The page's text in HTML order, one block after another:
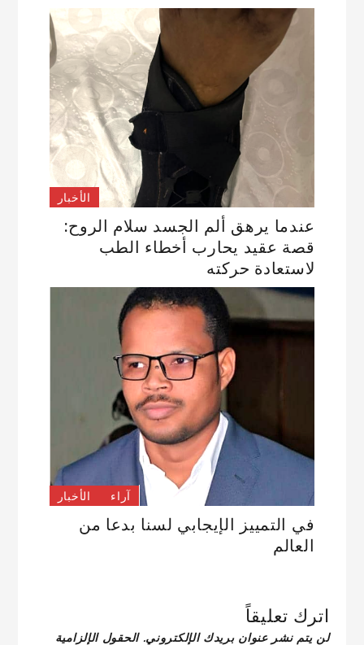
الأخبار
عندما يرهق ألم الجسد سلام الروح:
قصة عقيد يحارب أخطاء الطب
لاستعادة حركته
آراء الأخبار
في التمييز الإيجابي لسنا بدعا من
العالم
اترك تعليقاً
لن يتم نشر عنوان بريدك الإلكتروني. الحقول الإلزامية